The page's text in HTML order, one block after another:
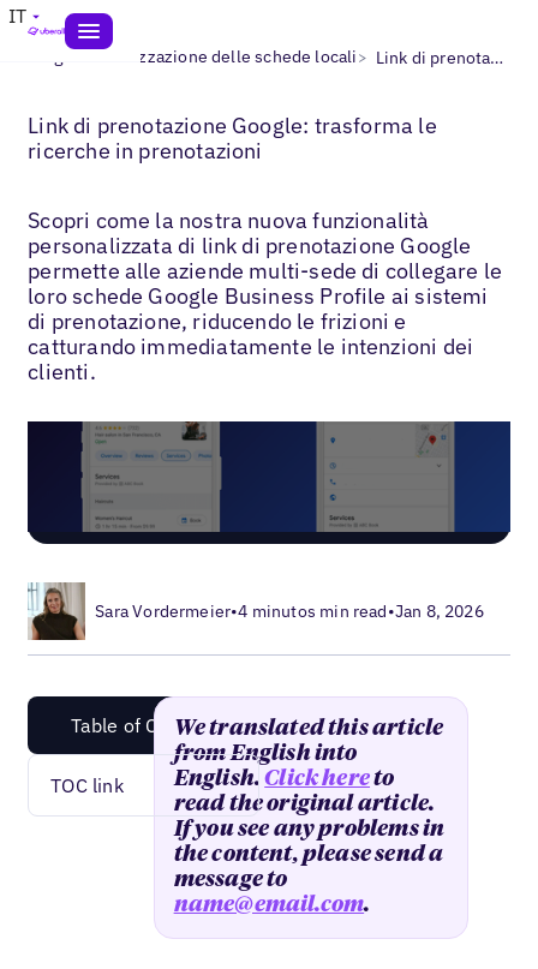
IT
Blogs> Ottimizzazione delle schede locali> Link di prenotazione Google
Link di prenotazione Google: trasforma le
ricerche in prenotazioni
Scopri come la nostra nuova funzionalità
personalizzata di link di prenotazione Google
permette alle aziende multi-sede di collegare le
loro schede Google Business Profile ai sistemi
di prenotazione, riducendo le frizioni e
catturando immediatamente le intenzioni dei
clienti.
Sara Vordermeier•4 minutos min read•Jan 8, 2026
Table of Content
TOC link
We translated this article
from English into
English.Click hereto
read the original article.
If you see any problems in
the content, please send a
message to
name@email.com.